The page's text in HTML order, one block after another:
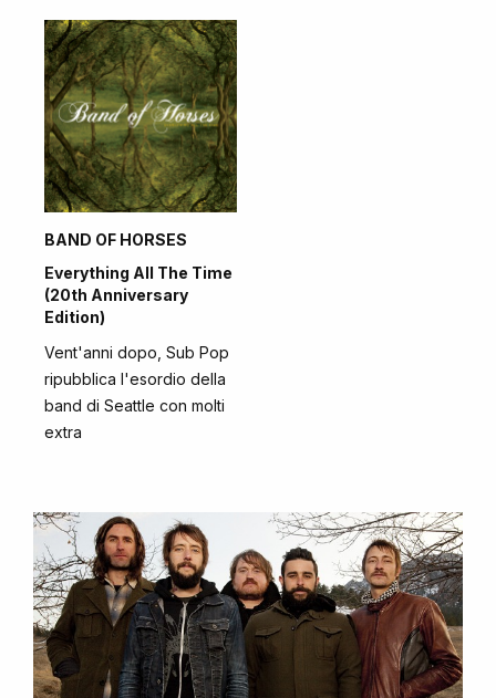
BAND OF HORSES
Everything All The Time
(20th Anniversary
Edition)
Vent'anni dopo, Sub Pop
ripubblica l'esordio della
band di Seattle con molti
extra